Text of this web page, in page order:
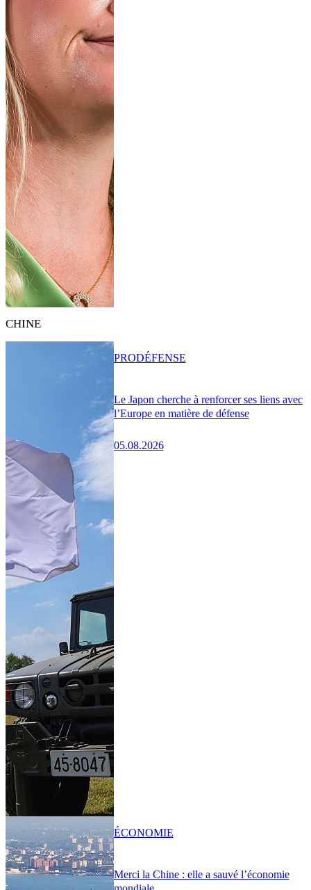
CHINE
Le Japon cherche à renforcer ses liens avec
l’Europe en matière de défense
05.08.2026
PRODÉFENSE
Merci la Chine : elle a sauvé l’économie
ÉCONOMIE